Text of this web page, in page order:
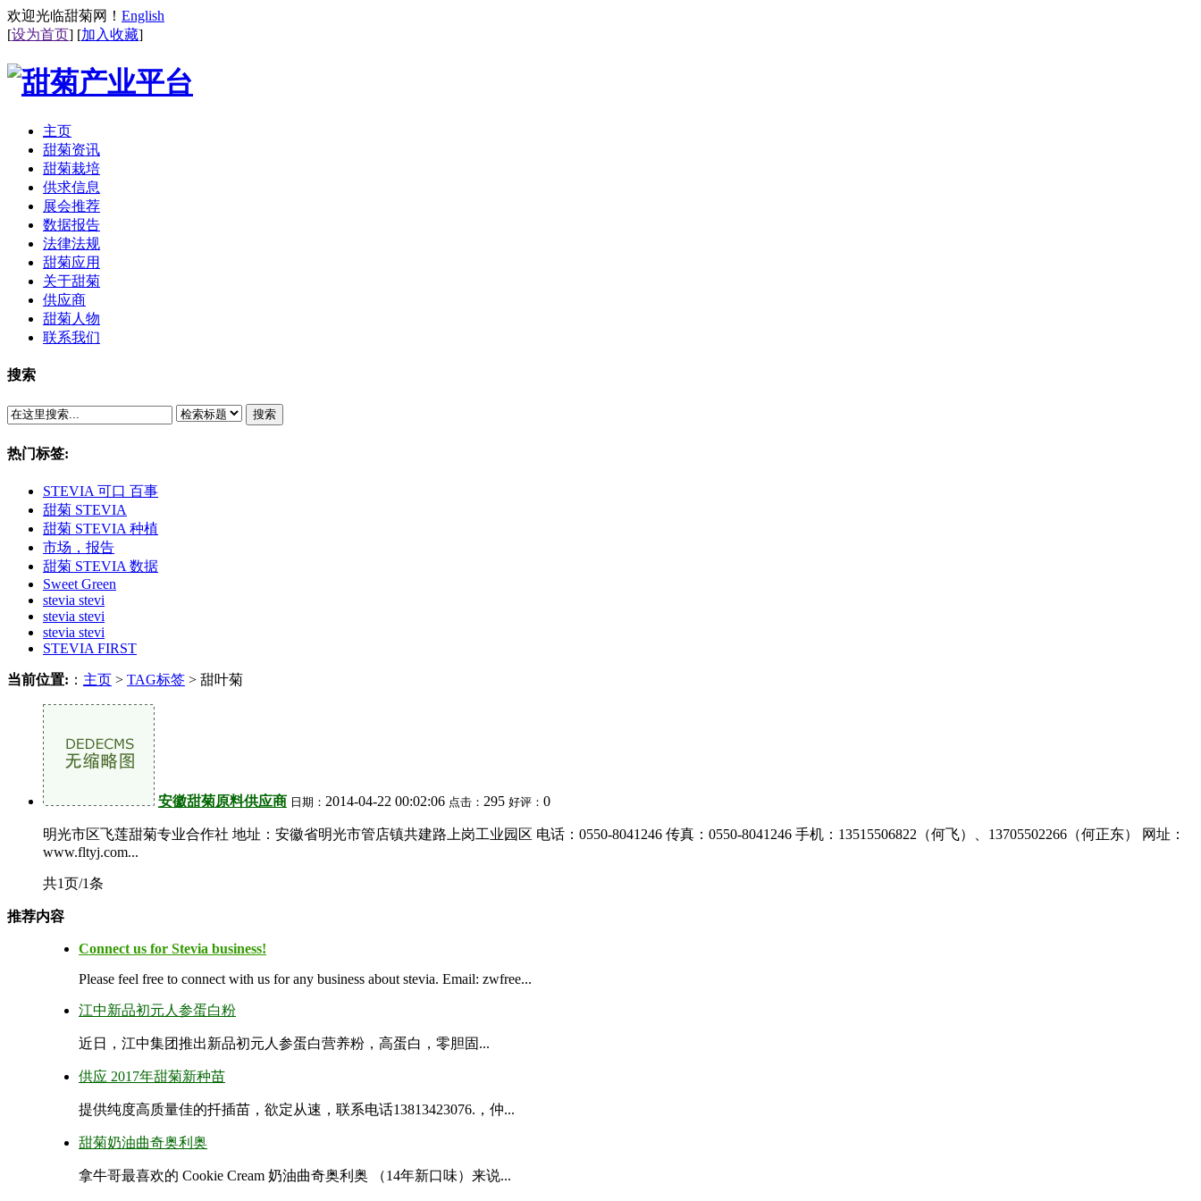
欢迎光临甜菊网！ English
[设为首页] [加入收藏]
主页
甜菊资讯
甜菊栽培
供求信息
展会推荐
数据报告
法律法规
甜菊应用
关于甜菊
供应商
甜菊人物
联系我们
搜索
搜索
热门标签:
STEVIA 可口 百事
甜菊 STEVIA
甜菊 STEVIA 种植
市场，报告
甜菊 STEVIA 数据
Sweet Green
stevia stevi
stevia stevi
stevia stevi
STEVIA FIRST
当前位置: ： 主页 > TAG标签 > 甜叶菊
安徽甜菊原料供应商 日期： 2014-04-22 00:02:06 点击： 295 好评： 0
明光市区飞莲甜菊专业合作社 地址：安徽省明光市管店镇共建路上岗工业园区 电话：0550-8041246 传真：0550-8041246 手机：13515506822（何飞）、13705502266（何正东） 网址：
www.fltyj.com...
共1页/1条
推荐内容
Connect us for Stevia business!
Please feel free to connect with us for any business about stevia. Email: zwfree...
江中新品初元人参蛋白粉
近日，江中集团推出新品初元人参蛋白营养粉，高蛋白，零胆固...
供应 2017年甜菊新种苗
提供纯度高质量佳的扦插苗，欲定从速，联系电话13813423076.，仲...
甜菊奶油曲奇奥利奥
拿牛哥最喜欢的 Cookie Cream 奶油曲奇奥利奥 （14年新口味）来说...